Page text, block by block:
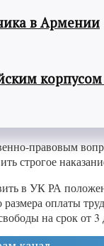
в Армении
корпусом
правовым
строгое
в УК РА
оплаты
на срок от 3